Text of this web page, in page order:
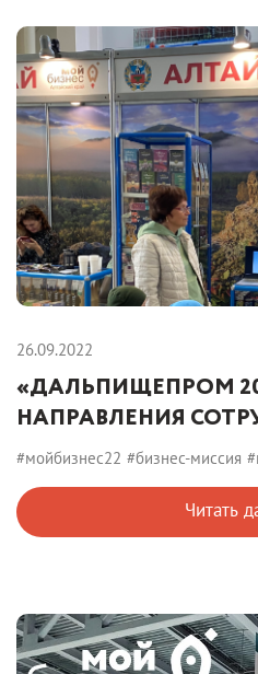
26.09.2022
«ДАЛЬПИЩЕПРОМ
НАПРАВЛЕНИЯ
#мойбизнес22 #бизнес-миссия
Читать